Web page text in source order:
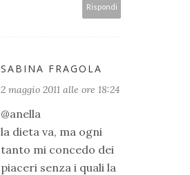
Rispondi
SABINA FRAGOLA
2 maggio 2011 alle ore 18:24
@anella
la dieta va, ma ogni
tanto mi concedo dei
piaceri senza i quali la